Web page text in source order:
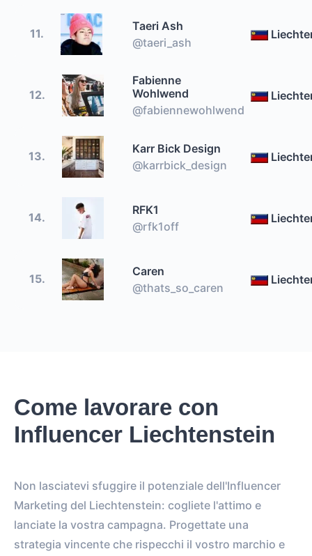
11.
Taeri Ash
@taeri_ash
12.
Fabienne
Wohlwend
@fabiennewohlwend
13.
Karr Bick Design
@karrbick_design
14.
RFK1
@rfk1off
15.
Caren
@thats_so_caren
Come lavorare con
Influencer Liechtenstein
Non lasciatevi sfuggire il potenziale dell'Influencer
Marketing del Liechtenstein: cogliete l'attimo e
lanciate la vostra campagna. Progettate una
strategia vincente che rispecchi il vostro marchio e